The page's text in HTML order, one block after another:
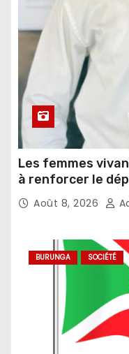
Les femmes
à renforcer le
sexuellement
Août 8, 2026
BURUNGA SOCIÉTÉ